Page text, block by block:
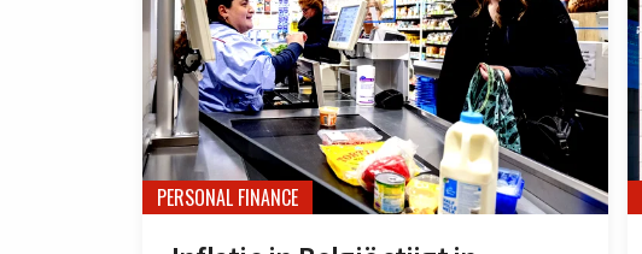
PERSONAL FINANCE